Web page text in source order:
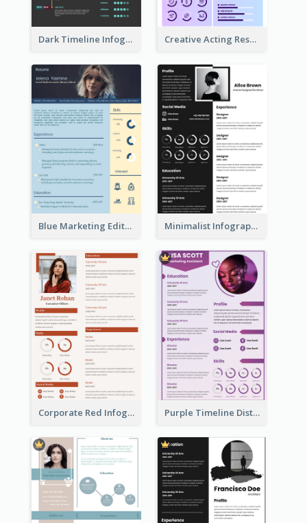
Dark Timeline Infographic Resume Creative Acting Resume
Blue Marketing Editor Resume Minimalist Infographic Resume
Corporate Red Infographic Resume Purple Timeline Distinguished Resume